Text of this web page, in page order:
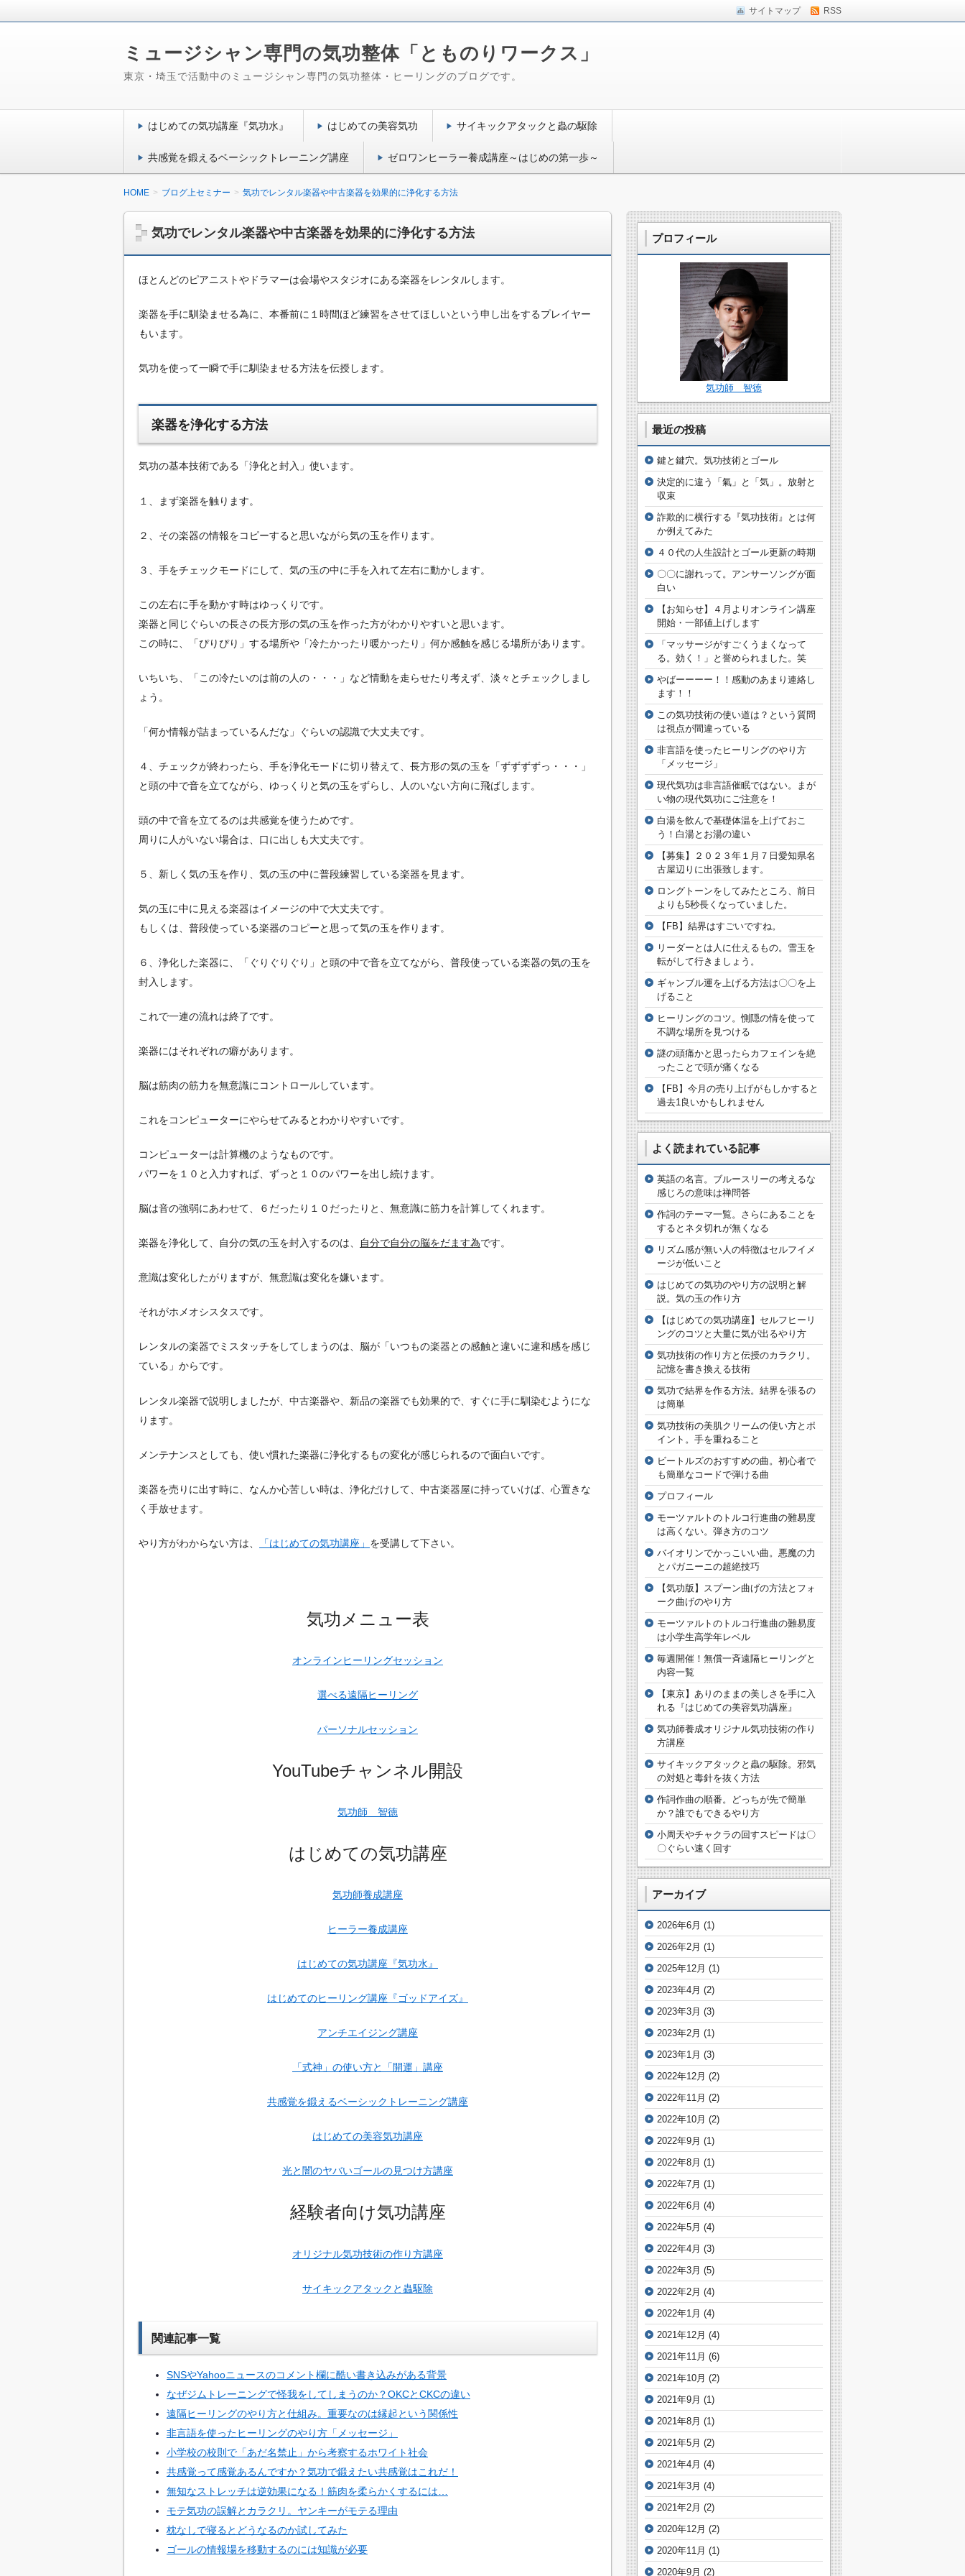
サイトマップ RSS
ミュージシャン専門の気功整体「とものりワークス」
東京・埼玉で活動中のミュージシャン専門の気功整体・ヒーリングのブログです。
はじめての気功講座『気功水』 はじめての美容気功 サイキックアタックと蟲の駆除
共感覚を鍛えるベーシックトレーニング講座 ゼロワンヒーラー養成講座～はじめの第一歩～
HOME ブログ上セミナー 気功でレンタル楽器や中古楽器を効果的に浄化する方法
気功でレンタル楽器や中古楽器を効果的に浄化する方法
ほとんどのピアニストやドラマーは会場やスタジオにある楽器をレンタルします。
楽器を手に馴染ませる為に、本番前に１時間ほど練習をさせてほしいという申し出をするプレイヤー
もいます。
気功を使って一瞬で手に馴染ませる方法を伝授します。
楽器を浄化する方法
気功の基本技術である「浄化と封入」使います。
１、まず楽器を触ります。
２、その楽器の情報をコピーすると思いながら気の玉を作ります。
３、手をチェックモードにして、気の玉の中に手を入れて左右に動かします。
この左右に手を動かす時はゆっくりです。
楽器と同じぐらいの長さの長方形の気の玉を作った方がわかりやすいと思います。
この時に、「ぴりぴり」する場所や「冷たかったり暖かったり」何か感触を感じる場所があります。
いちいち、「この冷たいのは前の人の・・・」など情動を走らせたり考えず、淡々とチェックしまし
ょう。
「何か情報が詰まっているんだな」ぐらいの認識で大丈夫です。
４、チェックが終わったら、手を浄化モードに切り替えて、長方形の気の玉を「ずずずずっ・・・」
と頭の中で音を立てながら、ゆっくりと気の玉をずらし、人のいない方向に飛ばします。
頭の中で音を立てるのは共感覚を使うためです。
周りに人がいない場合は、口に出しも大丈夫です。
５、新しく気の玉を作り、気の玉の中に普段練習している楽器を見ます。
気の玉に中に見える楽器はイメージの中で大丈夫です。
もしくは、普段使っている楽器のコピーと思って気の玉を作ります。
６、浄化した楽器に、「ぐりぐりぐり」と頭の中で音を立てながら、普段使っている楽器の気の玉を
封入します。
これで一連の流れは終了です。
楽器にはそれぞれの癖があります。
脳は筋肉の筋力を無意識にコントロールしています。
これをコンピューターにやらせてみるとわかりやすいです。
コンピューターは計算機のようなものです。
パワーを１０と入力すれば、ずっと１０のパワーを出し続けます。
脳は音の強弱にあわせて、６だったり１０だったりと、無意識に筋力を計算してくれます。
楽器を浄化して、自分の気の玉を封入するのは、 自分で自分の脳をだます為です。
意識は変化したがりますが、無意識は変化を嫌います。
それがホメオシスタスです。
レンタルの楽器でミスタッチをしてしまうのは、脳が「いつもの楽器との感触と違いに違和感を感じ
ている」からです。
レンタル楽器で説明しましたが、中古楽器や、新品の楽器でも効果的で、すぐに手に馴染むようにな
ります。
メンテナンスとしても、使い慣れた楽器に浄化するもの変化が感じられるので面白いです。
楽器を売りに出す時に、なんか心苦しい時は、浄化だけして、中古楽器屋に持っていけば、心置きな
く手放せます。
やり方がわからない方は、 「はじめての気功講座」 を受講して下さい。
気功メニュー表
オンラインヒーリングセッション
選べる遠隔ヒーリング
パーソナルセッション
YouTubeチャンネル開設
気功師 智徳
はじめての気功講座
気功師養成講座
ヒーラー養成講座
はじめての気功講座『気功水』
はじめてのヒーリング講座『ゴッドアイズ』
アンチエイジング講座
「式神」の使い方と「開運」講座
共感覚を鍛えるベーシックトレーニング講座
はじめての美容気功講座
光と闇のヤバいゴールの見つけ方講座
経験者向け気功講座
オリジナル気功技術の作り方講座
サイキックアタックと蟲駆除
関連記事一覧
SNSやYahooニュースのコメント欄に酷い書き込みがある背景
なぜジムトレーニングで怪我をしてしまうのか？OKCとCKCの違い
遠隔ヒーリングのやり方と仕組み。重要なのは縁起という関係性
非言語を使ったヒーリングのやり方「メッセージ」
小学校の校則で「あだ名禁止」から考察するホワイト社会
共感覚って感覚あるんですか？気功で鍛えたい共感覚はこれだ！
無知なストレッチは逆効果になる！筋肉を柔らかくするには…
モテ気功の誤解とカラクリ。ヤンキーがモテる理由
枕なしで寝るとどうなるのか試してみた
ゴールの情報場を移動するのには知識が必要
プロフィール
気功師 智徳
最近の投稿
鍵と鍵穴。気功技術とゴール
決定的に違う「氣」と「気」。放射と
収束
詐欺的に横行する『気功技術』とは何
か例えてみた
４０代の人生設計とゴール更新の時期
〇〇に謝れって。アンサーソングが面
白い
【お知らせ】４月よりオンライン講座
開始・一部値上げします
「マッサージがすごくうまくなって
る。効く！」と誉められました。笑
やばーーーー！！感動のあまり連絡し
ます！！
この気功技術の使い道は？という質問
は視点が間違っている
非言語を使ったヒーリングのやり方
「メッセージ」
現代気功は非言語催眠ではない。まが
い物の現代気功にご注意を！
白湯を飲んで基礎体温を上げておこ
う！白湯とお湯の違い
【募集】２０２３年１月７日愛知県名
古屋辺りに出張致します。
ロングトーンをしてみたところ、前日
よりも5秒長くなっていました。
【FB】結界はすごいですね。
リーダーとは人に仕えるもの。雪玉を
転がして行きましょう。
ギャンブル運を上げる方法は〇〇を上
げること
ヒーリングのコツ。惻隠の情を使って
不調な場所を見つける
謎の頭痛かと思ったらカフェインを絶
ったことで頭が痛くなる
【FB】今月の売り上げがもしかすると
過去1良いかもしれません
よく読まれている記事
英語の名言。ブルースリーの考えるな
感じろの意味は禅問答
作詞のテーマ一覧。さらにあることを
するとネタ切れが無くなる
リズム感が無い人の特徴はセルフイメ
ージが低いこと
はじめての気功のやり方の説明と解
説。気の玉の作り方
【はじめての気功講座】セルフヒーリ
ングのコツと大量に気が出るやり方
気功技術の作り方と伝授のカラクリ。
記憶を書き換える技術
気功で結界を作る方法。結界を張るの
は簡単
気功技術の美肌クリームの使い方とポ
イント。手を重ねること
ビートルズのおすすめの曲。初心者で
も簡単なコードで弾ける曲
プロフィール
モーツァルトのトルコ行進曲の難易度
は高くない。弾き方のコツ
バイオリンでかっこいい曲。悪魔の力
とパガニーニの超絶技巧
【気功版】スプーン曲げの方法とフォ
ーク曲げのやり方
モーツァルトのトルコ行進曲の難易度
は小学生高学年レベル
毎週開催！無償一斉遠隔ヒーリングと
内容一覧
【東京】ありのままの美しさを手に入
れる『はじめての美容気功講座』
気功師養成オリジナル気功技術の作り
方講座
サイキックアタックと蟲の駆除。邪気
の対処と毒針を抜く方法
作詞作曲の順番。どっちが先で簡単
か？誰でもできるやり方
小周天やチャクラの回すスピードは〇
〇ぐらい速く回す
アーカイブ
2026年6月 (1)
2026年2月 (1)
2025年12月 (1)
2023年4月 (2)
2023年3月 (3)
2023年2月 (1)
2023年1月 (3)
2022年12月 (2)
2022年11月 (2)
2022年10月 (2)
2022年9月 (1)
2022年8月 (1)
2022年7月 (1)
2022年6月 (4)
2022年5月 (4)
2022年4月 (3)
2022年3月 (5)
2022年2月 (4)
2022年1月 (4)
2021年12月 (4)
2021年11月 (6)
2021年10月 (2)
2021年9月 (1)
2021年8月 (1)
2021年5月 (2)
2021年4月 (4)
2021年3月 (4)
2021年2月 (2)
2020年12月 (2)
2020年11月 (1)
2020年9月 (2)